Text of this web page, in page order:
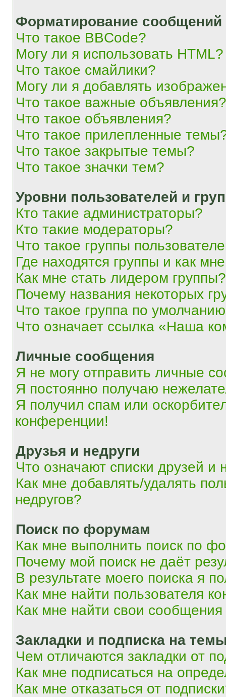
Форматирование
Что такое BBCode?
Могу ли я использовать HTML?
Что такое смайлики?
Могу ли я добавлять
Что такое важные объявления?
Что такое объявления?
Что такое прилепленные
Что такое закрытые темы?
Что такое значки тем?
Уровни пользователей и
Кто такие администраторы?
Кто такие модераторы?
Что такое группы
Где находятся группы и как
Как мне стать лидером группы?
Почему названия некоторых
Что такое группа по
Что означает ссылка «Наша
Личные сообщения
Я не могу отправить личные
Я постоянно получаю
Я получил спам или
конференции!
Друзья и недруги
Что означают списки друзей и
Как мне добавлять/удалять
недругов?
Поиск по форумам
Как мне выполнить поиск по
Почему мой поиск не даёт
В результате моего поиска я
Как мне найти пользователя
Как мне найти свои
Закладки и подписка на
Чем отличаются закладки от
Как мне подписаться на
Как мне отказаться от